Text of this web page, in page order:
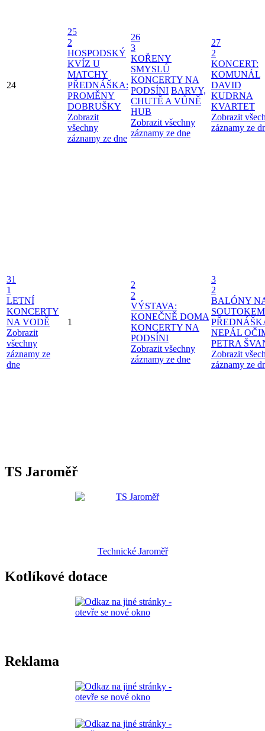
24
25
2
HOSPODSKÝ
KVÍZ U
MATCHY
PŘEDNÁŠKA:
PROMĚNY
DOBRUŠKY
Zobrazit
všechny
záznamy ze dne
26
3
KOŘENY
SMYSLŮ
KONCERTY NA
PODSÍNI BARVY,
CHUTĚ A VŮNĚ
HUB
Zobrazit všechny
záznamy ze dne
27
2
KONCERT:
KOMUNÁL
DAVID
KUDRNA
KVARTET
Zobrazit
záznamy ze
31
1
LETNÍ
KONCERTY
NA VODĚ
Zobrazit
všechny
záznamy ze
dne
1
2
2
VÝSTAVA:
KONEČNĚ DOMA
KONCERTY NA
PODSÍNI
Zobrazit všechny
záznamy ze dne
3
2
BALÓNY
SOUTOKEM
NEPÁL
PETRA
Zobrazit
záznamy ze
TS Jaroměř
Technické Jaroměř
Kotlíkové dotace
Reklama